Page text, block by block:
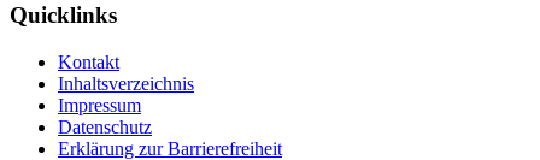
Quicklinks
Kontakt
Inhaltsverzeichnis
Impressum
Datenschutz
Erklärung zur Barrierefreiheit